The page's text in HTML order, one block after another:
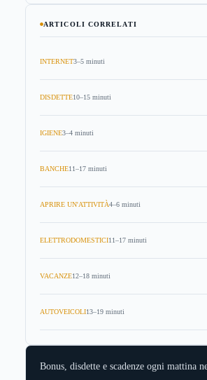
ARTICOLI CORRELATI
INTERNET3–5 minuti
DISDETTE10–15 minuti
IGIENE3–4 minuti
BANCHE11–17 minuti
APRIRE UN'ATTIVITÀ4–6 minuti
ELETTRODOMESTICI11–17 minuti
VACANZE12–18 minuti
AUTOVEICOLI13–19 minuti
Bonus, disdette e scadenze ogni mattina